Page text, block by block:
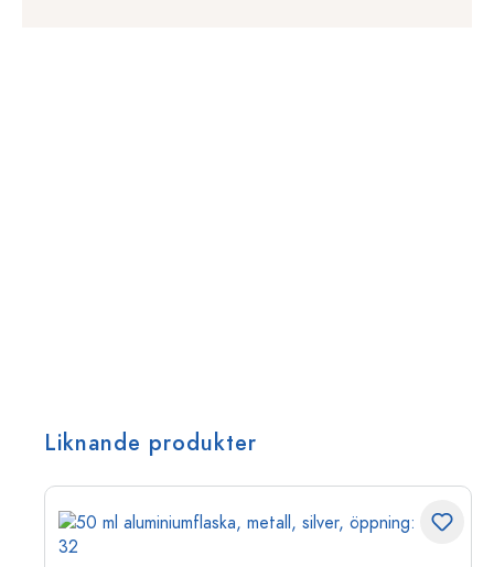
Liknande produkter